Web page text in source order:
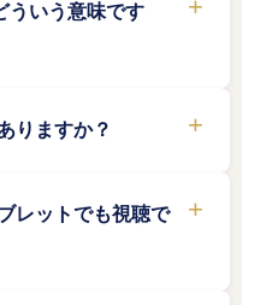
ういう意味です
りますか？
レットでも視聴で